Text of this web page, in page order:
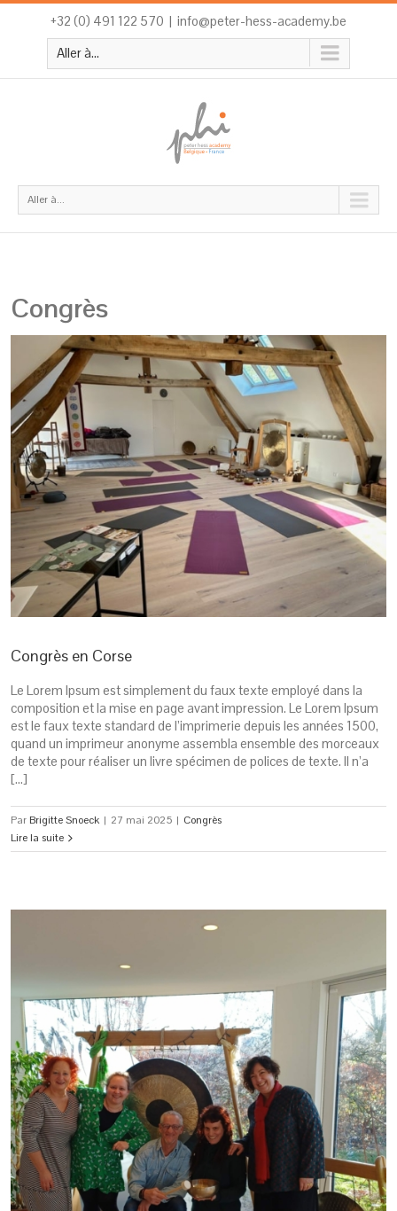
+32 (0) 491 122 570 | info@peter-hess-academy.be
Aller à...
Aller à...
Congrès
Congrès en Corse
Le Lorem Ipsum est simplement du faux texte employé dans la
composition et la mise en page avant impression. Le Lorem Ipsum
est le faux texte standard de l’imprimerie depuis les années 1500,
quand un imprimeur anonyme assembla ensemble des morceaux
de texte pour réaliser un livre spécimen de polices de texte. Il n’a
[…]
Par Brigitte Snoeck | 27 mai 2025 | Congrès
Lire la suite